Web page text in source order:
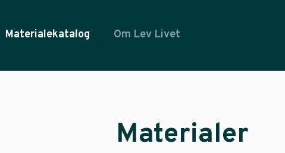
Materialekatalog Om Lev Livet
Materialer